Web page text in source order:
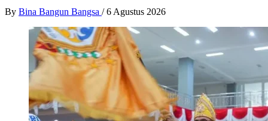
By Bina Bangun Bangsa / 6 Agustus 2026